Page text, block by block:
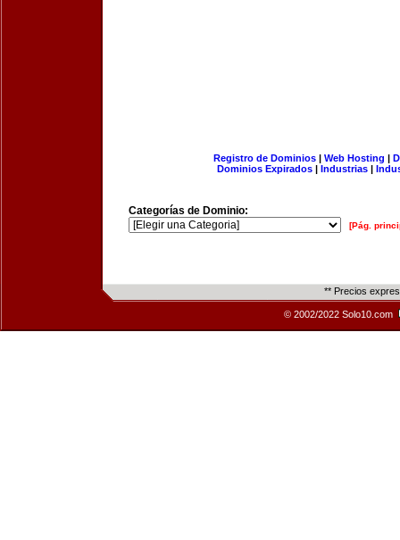
Registro de Dominios| Web Hosting |
Dominios Expirados | Industrias |
Categorías de Dominio:
[Pág.
** Precios
© 2002/2022 Solo10.com